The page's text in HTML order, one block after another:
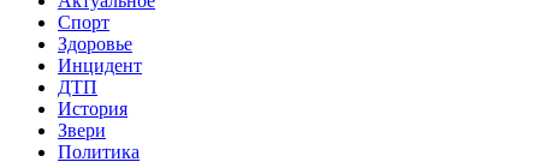
Спорт
Здоровье
Инцидент
ДТП
История
Звери
Политика